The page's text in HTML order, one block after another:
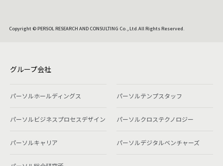
Copyright © PERSOL RESEARCH AND CONSULTING Co., Ltd.All Rights Reserved.
グループ会社
パーソルホールディングス パーソルテンプスタッフ
パーソルビジネスプロセスデザイン パーソルクロステクノロジー
パーソルキャリア パーソルデジタルベンチャーズ